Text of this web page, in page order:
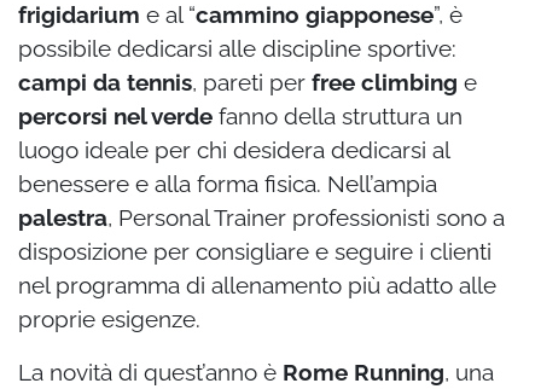
frigidarium e al “cammino giapponese”, è
possibile dedicarsi alle discipline sportive:
campi da tennis, pareti per free climbing e
percorsi nel verde fanno della struttura un
luogo ideale per chi desidera dedicarsi al
benessere e alla forma fisica. Nell’ampia
palestra, Personal Trainer professionisti sono a
disposizione per consigliare e seguire i clienti
nel programma di allenamento più adatto alle
proprie esigenze.
La novità di quest’anno è Rome Running, una